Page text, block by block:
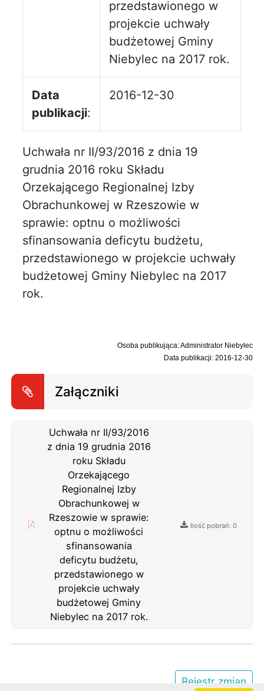
przedstawionego w
projekcie uchwały
budżetowej Gminy
Niebylec na 2017 rok.
Data
publikacji:
2016-12-30
Uchwała nr II/93/2016 z dnia 19
grudnia 2016 roku Składu
Orzekającego Regionalnej Izby
Obrachunkowej w Rzeszowie w
sprawie: optnu o możliwości
sfinansowania deficytu budżetu,
przedstawionego w projekcie uchwały
budżetowej Gminy Niebylec na 2017
rok.
Osoba publikująca: Administrator Niebylec
Data publikacji: 2016-12-30
Załączniki
Uchwała nr II/93/2016
z dnia 19 grudnia 2016
roku Składu
Orzekającego
Regionalnej Izby
Obrachunkowej w
Rzeszowie w sprawie:
optnu o możliwości
sfinansowania
deficytu budżetu,
przedstawionego w
projekcie uchwały
budżetowej Gminy
Niebylec na 2017 rok.
Ilość pobrań: 0
Rejestr zmian